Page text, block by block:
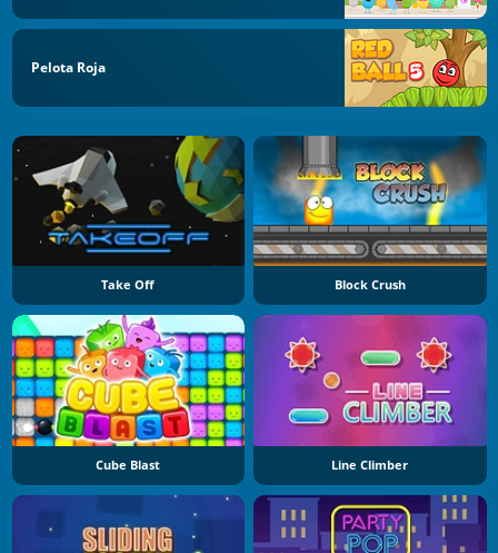
Pelota Roja
Take Off Block Crush
Cube Blast Line Climber